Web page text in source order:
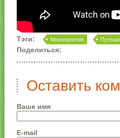
Тэги: Мероприятия
Поделиться:
Оставить
Ваше имя
E-mail